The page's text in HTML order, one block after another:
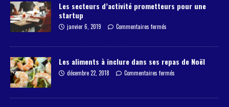
Les secteurs d’activité prometteurs pour une
startup
janvier 6, 2019 Commentaires fermés
Les aliments à inclure dans ses repas de Noël
décembre 22, 2018 Commentaires fermés